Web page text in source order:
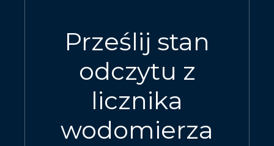
Prześlij stan
odczytu z
licznika
wodomierza